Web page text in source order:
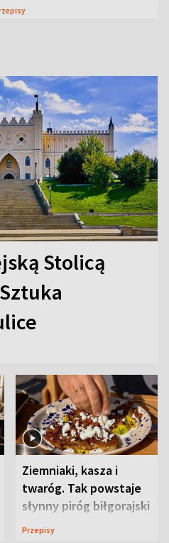
Stolicą
Ziemniaki, kasza i
twaróg. Tak powstaje
słynny piróg biłgorajski
Przepisy